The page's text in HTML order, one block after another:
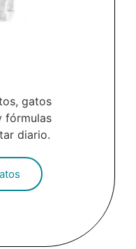
gatos
fórmulas
diario.